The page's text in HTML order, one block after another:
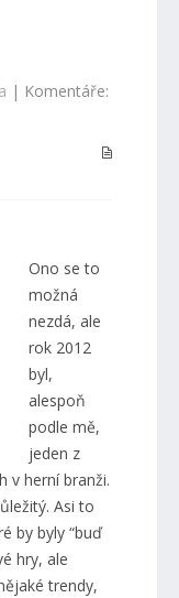
| Komentáře:
Ono se to
možná
nezdá, ale
rok 2012
byl,
alespoň
podle mě,
jeden z
v herní branži.
Asi to
by byly “buď
hry, ale
trendy,